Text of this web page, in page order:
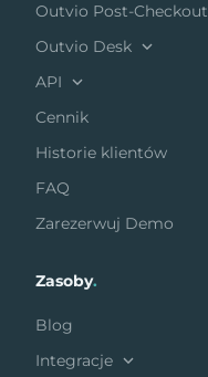
Outvio Post-Checkout
Outvio Desk
API
Cennik
Historie klientów
FAQ
Zarezerwuj Demo
Zasoby.
Blog
Integracje